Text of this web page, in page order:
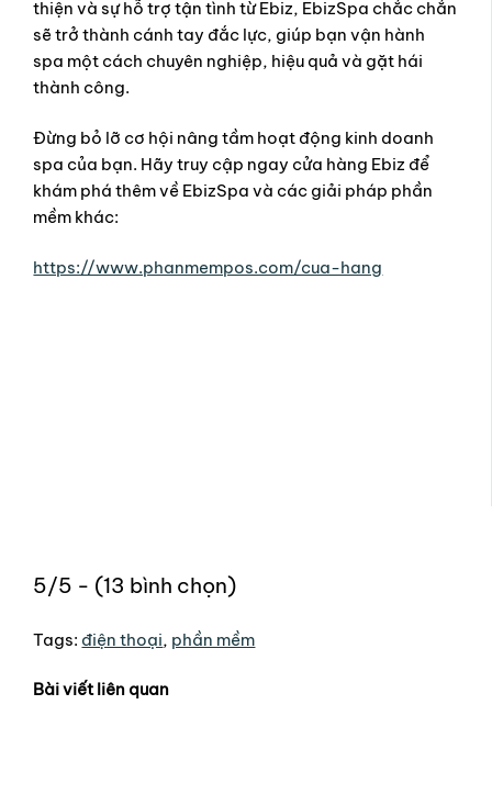
thiện và sự hỗ trợ tận tình từ Ebiz, EbizSpa chắc chắn
sẽ trở thành cánh tay đắc lực, giúp bạn vận hành
spa một cách chuyên nghiệp, hiệu quả và gặt hái
thành công.
Đừng bỏ lỡ cơ hội nâng tầm hoạt động kinh doanh
spa của bạn. Hãy truy cập ngay cửa hàng Ebiz để
khám phá thêm về EbizSpa và các giải pháp phần
mềm khác:
https://www.phanmempos.com/cua-hang
5/5 - (13 bình chọn)
Tags: điện thoại, phần mềm
Bài viết liên quan